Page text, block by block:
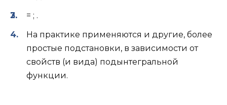
= ; .
На практике применяются и другие, более
простые подстановки, в зависимости от
свойств (и вида) подынтегральной
функции.